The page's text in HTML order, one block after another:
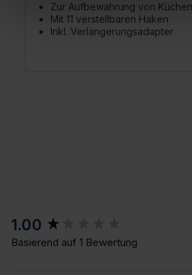
Zur Aufbewahrung von
Mit 11 verstellbaren Haken
Inkl. Verlängerungsadapter
1.00
Basierend auf 1 Bewertung
New content loaded